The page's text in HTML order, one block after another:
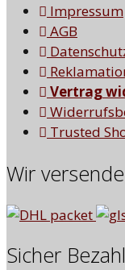
Impressum
AGB
Vertrag
Trusted
Wir
Sicher